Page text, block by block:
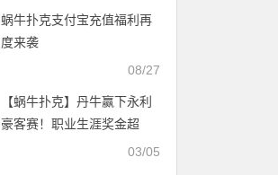
蜗牛扑克支付宝充值福利再
度来袭
08/27
【蜗牛扑克】丹牛赢下永利
豪客赛！职业生涯奖金超
03/05